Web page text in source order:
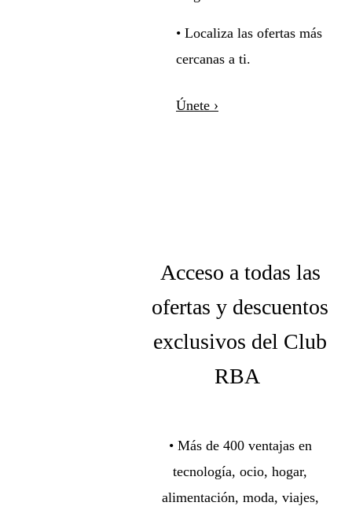
• Localiza las ofertas más
cercanas a ti.
Únete ›
Acceso a todas las
ofertas y descuentos
exclusivos del Club
RBA
• Más de 400 ventajas en
tecnología, ocio, hogar,
alimentación, moda, viajes,